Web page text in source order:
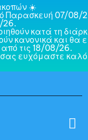
☀️
Παρασκευή 07/08/2
26.
κατά τη διάρκ
κανονικά και θα ε
τις 18/08/26.
σας ευχόμαστε καλό